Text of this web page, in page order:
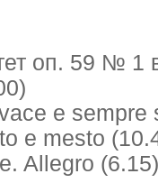
оп. 59 №
e sempre
e mesto
Allegro (6.15)